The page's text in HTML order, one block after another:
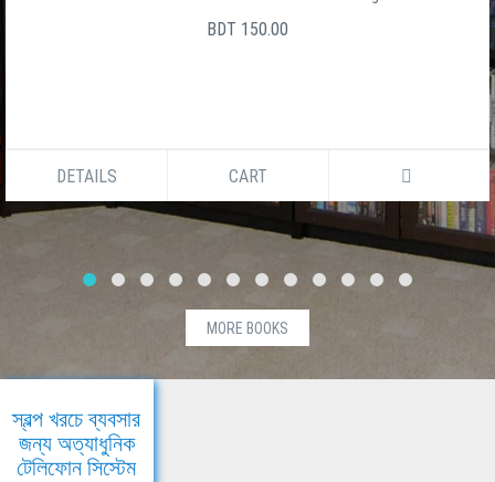
BDT 150.00
DETAILS CART
MORE BOOKS
স্বল্প খরচে ব্যবসার
জন্য অত্যাধুনিক
টেলিফোন সিস্টেম